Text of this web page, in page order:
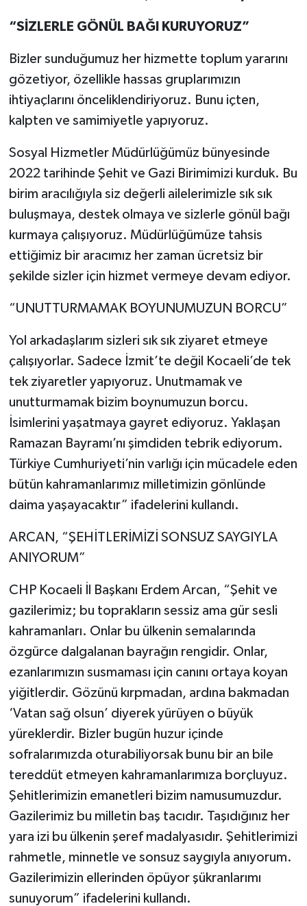
“SİZLERLE GÖNÜL BAĞI KURUYORUZ”
Bizler sunduğumuz her hizmette toplum yararını
gözetiyor, özellikle hassas gruplarımızın
ihtiyaçlarını önceliklendiriyoruz. Bunu içten,
kalpten ve samimiyetle yapıyoruz.
Sosyal Hizmetler Müdürlüğümüz bünyesinde
2022 tarihinde Şehit ve Gazi Birimimizi kurduk. Bu
birim aracılığıyla siz değerli ailelerimizle sık sık
buluşmaya, destek olmaya ve sizlerle gönül bağı
kurmaya çalışıyoruz. Müdürlüğümüze tahsis
ettiğimiz bir aracımız her zaman ücretsiz bir
şekilde sizler için hizmet vermeye devam ediyor.
“UNUTTURMAMAK BOYUNUMUZUN BORCU”
Yol arkadaşlarım sizleri sık sık ziyaret etmeye
çalışıyorlar. Sadece İzmit’te değil Kocaeli’de tek
tek ziyaretler yapıyoruz. Unutmamak ve
unutturmamak bizim boynumuzun borcu.
İsimlerini yaşatmaya gayret ediyoruz. Yaklaşan
Ramazan Bayramı’nı şimdiden tebrik ediyorum.
Türkiye Cumhuriyeti’nin varlığı için mücadele eden
bütün kahramanlarımız milletimizin gönlünde
daima yaşayacaktır” ifadelerini kullandı.
ARCAN, “ŞEHİTLERİMİZİ SONSUZ SAYGIYLA
ANIYORUM”
CHP Kocaeli İl Başkanı Erdem Arcan, “Şehit ve
gazilerimiz; bu toprakların sessiz ama gür sesli
kahramanları. Onlar bu ülkenin semalarında
özgürce dalgalanan bayrağın rengidir. Onlar,
ezanlarımızın susmaması için canını ortaya koyan
yiğitlerdir. Gözünü kırpmadan, ardına bakmadan
‘Vatan sağ olsun’ diyerek yürüyen o büyük
yüreklerdir. Bizler bugün huzur içinde
sofralarımızda oturabiliyorsak bunu bir an bile
tereddüt etmeyen kahramanlarımıza borçluyuz.
Şehitlerimizin emanetleri bizim namusumuzdur.
Gazilerimiz bu milletin baş tacıdır. Taşıdığınız her
yara izi bu ülkenin şeref madalyasıdır. Şehitlerimizi
rahmetle, minnetle ve sonsuz saygıyla anıyorum.
Gazilerimizin ellerinden öpüyor şükranlarımı
sunuyorum” ifadelerini kullandı.